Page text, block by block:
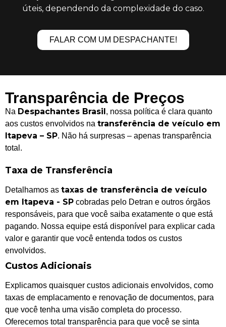
úteis, dependendo da complexidade do caso.
FALAR COM UM DESPACHANTE!
Transparência de Preços
Na Despachantes Brasil, nossa política é clara quanto
aos custos envolvidos na transferência de veículo em
Itapeva – SP. Não há surpresas – apenas transparência
total.
Taxa de Transferência
Detalhamos as taxas de transferência de veículo
em Itapeva - SP cobradas pelo Detran e outros órgãos
responsáveis, para que você saiba exatamente o que está
pagando. Nossa equipe está disponível para explicar cada
valor e garantir que você entenda todos os custos
envolvidos.
Custos Adicionais
Explicamos quaisquer custos adicionais envolvidos, como
taxas de emplacamento e renovação de documentos, para
que você tenha uma visão completa do processo.
Oferecemos total transparência para que você se sinta